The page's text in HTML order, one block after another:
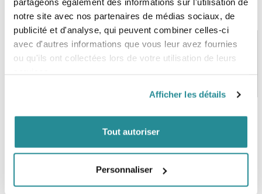
notre site avec nos partenaires de médias sociaux, de
publicité et d'analyse, qui peuvent combiner celles-ci
avec d'autres informations que vous leur avez fournies
ou qu'ils ont collectées lors de votre utilisation de leurs
Afficher les détails
Tout autoriser
Personnaliser
Une équipe de passionnés
À partir de 99€ d’achat*